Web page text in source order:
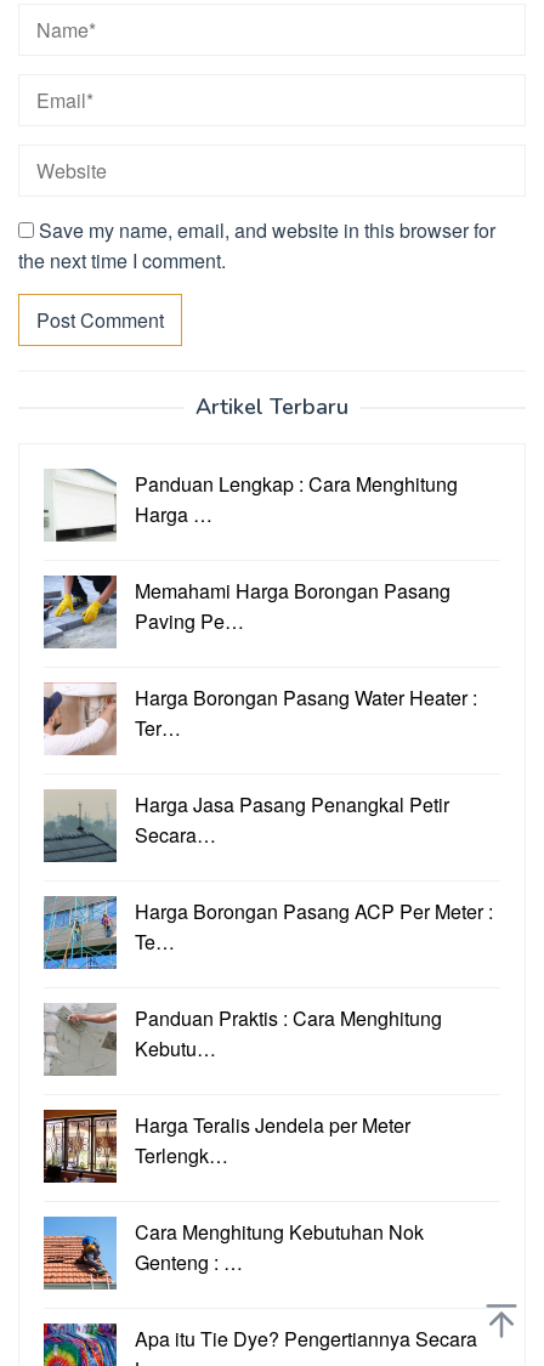
Save my name, email, and website in this browser for
the next time I comment.
Artikel Terbaru
Panduan Lengkap : Cara Menghitung
Harga …
Memahami Harga Borongan Pasang
Paving Pe…
Harga Borongan Pasang Water Heater :
Ter…
Harga Jasa Pasang Penangkal Petir
Secara…
Harga Borongan Pasang ACP Per Meter :
Te…
Panduan Praktis : Cara Menghitung
Kebutu…
Harga Teralis Jendela per Meter
Terlengk…
Cara Menghitung Kebutuhan Nok
Genteng : …
Apa itu Tie Dye? Pengertiannya Secara